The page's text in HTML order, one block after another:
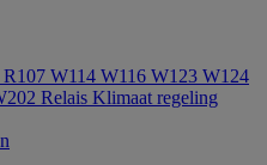
W114 W116 W123 W124
Relais Klimaat regeling